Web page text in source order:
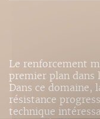
Le renforcement
premier plan dans
Dans ce domaine,
résistance
technique